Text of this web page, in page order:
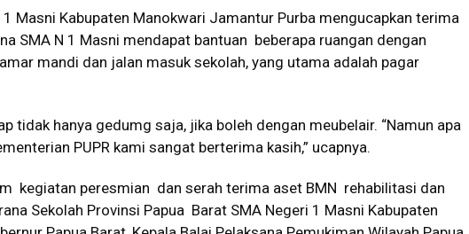
1 Masni Kabupaten Manokwari Jamantur Purba mengucapkan terima
SMA N 1 Masni mendapat bantuan beberapa ruangan dengan
mandi dan jalan masuk sekolah, yang utama adalah pagar
tidak hanya gedumg saja, jika boleh dengan meubelair. “Namun apa
PUPR kami sangat berterima kasih,” ucapnya.
kegiatan peresmian dan serah terima aset BMN rehabilitasi dan
Sekolah Provinsi Papua Barat SMA Negeri 1 Masni Kabupaten